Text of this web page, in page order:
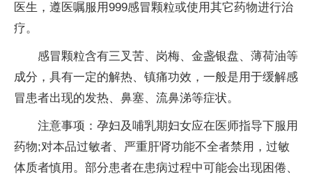
医生，遵医嘱服用999感冒颗粒或使用其它药物进行治
疗。
感冒颗粒含有三叉苦、岗梅、金盏银盘、薄荷油等
成分，具有一定的解热、镇痛功效，一般是用于缓解感
冒患者出现的发热、鼻塞、流鼻涕等症状。
注意事项：孕妇及哺乳期妇女应在医师指导下服用
药物;对本品过敏者、严重肝肾功能不全者禁用，过敏
体质者慎用。部分患者在患病过程中可能会出现困倦、